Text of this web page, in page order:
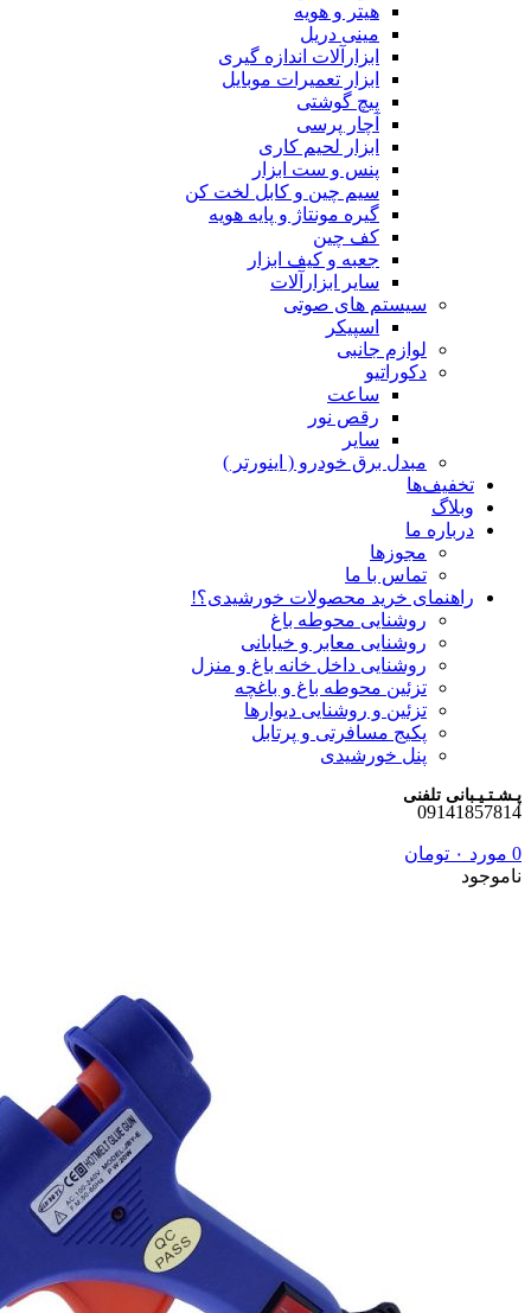
هیتر و هویه
مینی دریل
ابزارآلات اندازه گیری
ابزار تعمیرات موبایل
پیچ گوشتی
آچار پرسی
ابزار لحیم کاری
پنس و ست ابزار
سیم چین و کابل لخت کن
گیره مونتاژ و پایه هویه
کف چین
جعبه و کیف ابزار
سایر ابزارآلات
سیستم های صوتی
اسپیکر
لوازم جانبی
دکوراتیو
ساعت
رقص نور
سایر
مبدل برق خودرو ( اینورتر )
تخفیف‌ها
وبلاگ
درباره ما
مجوزها
تماس با ما
راهنمای خرید محصولات خورشیدی؟!
روشنایی محوطه باغ
روشنایی معابر و خیابانی
روشنایی داخل خانه باغ و منزل
تزئین محوطه باغ و باغچه
تزئین و روشنایی دیوارها
پکیج مسافرتی و پرتابل
پنل خورشیدی
پـشـتـیـبانی تلفنی
09141857814
0 مورد ۰ تومان
ناموجود